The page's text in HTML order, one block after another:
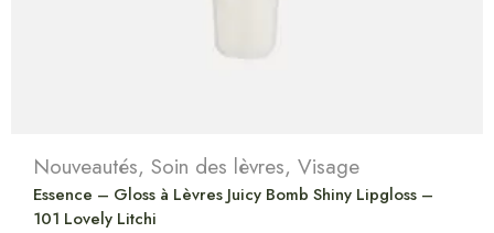
Nouveautés, Soin des lèvres, Visage
Essence – Gloss à Lèvres Juicy Bomb Shiny Lipgloss –
101 Lovely Litchi